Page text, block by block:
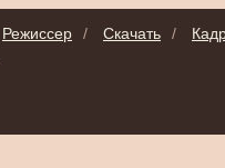
Режиссер / Скачать /